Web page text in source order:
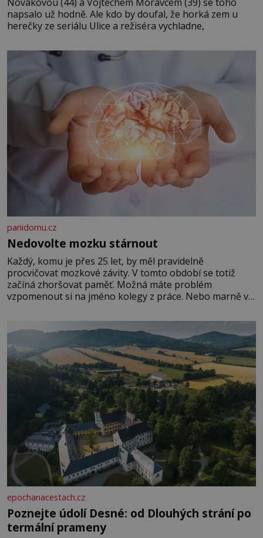
napsalo už hodně. Ale kdo by doufal, že horká zem u
herečky ze seriálu Ulice a režiséra vychladne,
panidomu.cz
Nedovolte mozku stárnout
Každý, komu je přes 25 let, by měl pravidelně
procvičovat mozkové závity. V tomto období se totiž
začíná zhoršovat paměť. Možná máte problém
vzpomenout si na jméno kolegy z práce. Nebo marně v
Je to opravdu tak, s věkem jako kdyby se paměť
rozhodla stávkovat. Cvičte
epochanacestach.cz
Poznejte údolí Desné: od Dlouhých strání po
termální prameny